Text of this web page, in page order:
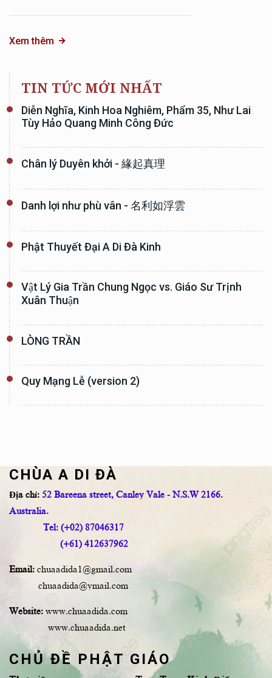
Xem thêm
TIN TỨC MỚI NHẤT
Diễn Nghĩa, Kinh Hoa Nghiêm, Phẩm 35, Như Lai
Tùy Hảo Quang Minh Công Đức
Chân lý Duyên khởi - 緣起真理
Danh lợi như phù vân - 名利如浮雲
Phật Thuyết Đại A Di Đà Kinh
Vật Lý Gia Trần Chung Ngọc vs. Giáo Sư Trịnh
Xuân Thuận
LÒNG TRẦN
Quy Mạng Lễ (version 2)
CHÙA A DI ĐÀ
Địa chỉ: 52 Bareena street, Canley Vale - N.S.W 2166.
Australia.
Tel: (+02) 87046317
(+61) 412637962
Email: chuaadida1@gmail.com
chuaadida@ymail.com
Website: www.chuaadida.com
www.chuaadida.net
CHỦ ĐỀ PHẬT GIÁO